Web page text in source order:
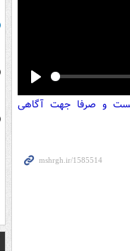
نیست و صرفا جهت آگاهی